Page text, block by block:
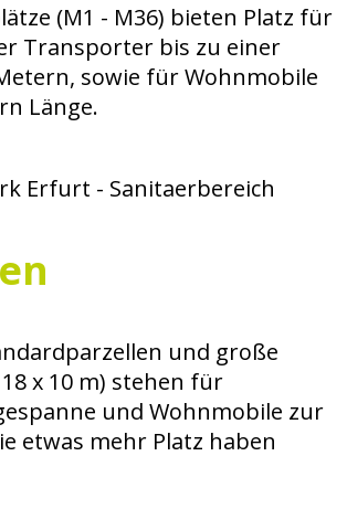
(M1 - M36) bieten Platz für
Transporter bis zu einer
sowie für Wohnmobile
Länge.
und große
x 10 m) stehen für
und Wohnmobile zur
etwas mehr Platz haben